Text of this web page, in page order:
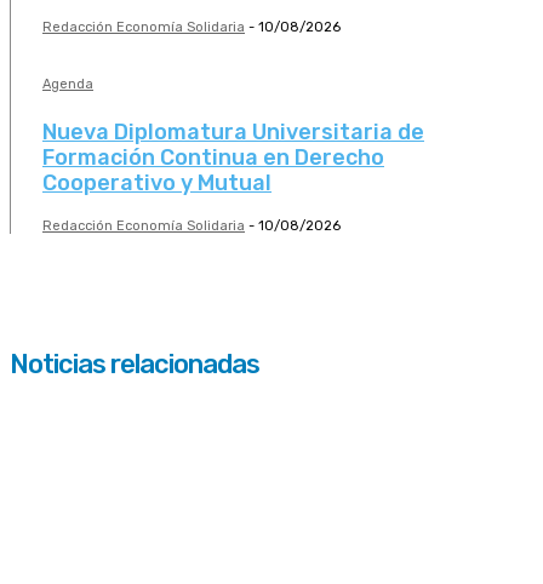
Redacción Economía Solidaria - 10/08/2026
Agenda
Nueva Diplomatura Universitaria de
Formación Continua en Derecho
Cooperativo y Mutual
Redacción Economía Solidaria - 10/08/2026
Noticias relacionadas